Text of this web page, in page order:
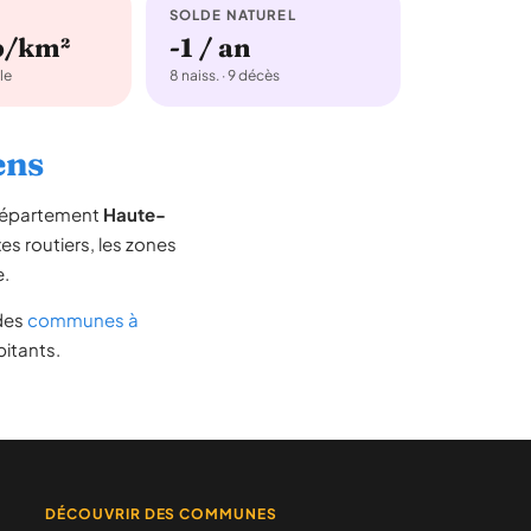
km²
SOLDE NATUREL
-1 / an
8 naiss. · 9 décès
Haute-
routiers, les zones
communes à
DÉCOUVRIR DES COMMUNES